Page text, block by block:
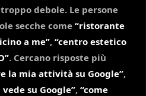
debole. Le persone
secche come “ristorante
a me”, “centro estetico
. Cercano risposte più
la mia attività su Google”,
su Google”, “come